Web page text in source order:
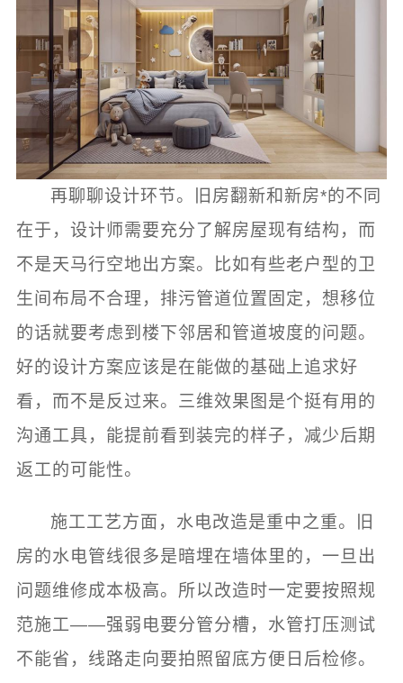
再聊聊设计环节。旧房翻新和新房*的不同
在于，设计师需要充分了解房屋现有结构，而
不是天马行空地出方案。比如有些老户型的卫
生间布局不合理，排污管道位置固定，想移位
的话就要考虑到楼下邻居和管道坡度的问题。
好的设计方案应该是在能做的基础上追求好
看，而不是反过来。三维效果图是个挺有用的
沟通工具，能提前看到装完的样子，减少后期
返工的可能性。
施工工艺方面，水电改造是重中之重。旧
房的水电管线很多是暗埋在墙体里的，一旦出
问题维修成本极高。所以改造时一定要按照规
范施工——强弱电要分管分槽，水管打压测试
不能省，线路走向要拍照留底方便日后检修。